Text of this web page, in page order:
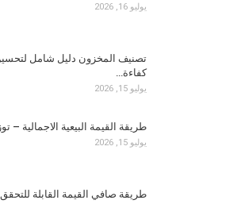
يوليو 16, 2026
تصنيف المخزون دليل شامل
كفاءة…
يوليو 15, 2026
طريقة القيمة البيعية الاجمالية –
يوليو 15, 2026
طريقة صافي القيمة القابلة